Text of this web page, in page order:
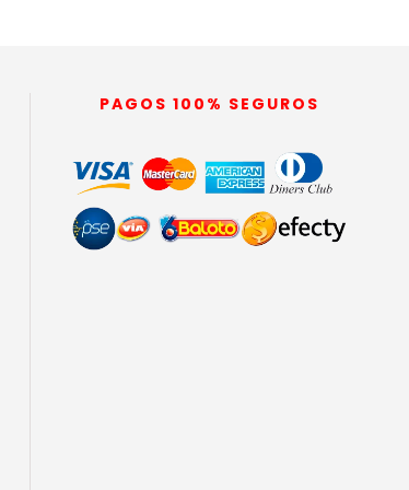
PAGOS 100% SEGUROS